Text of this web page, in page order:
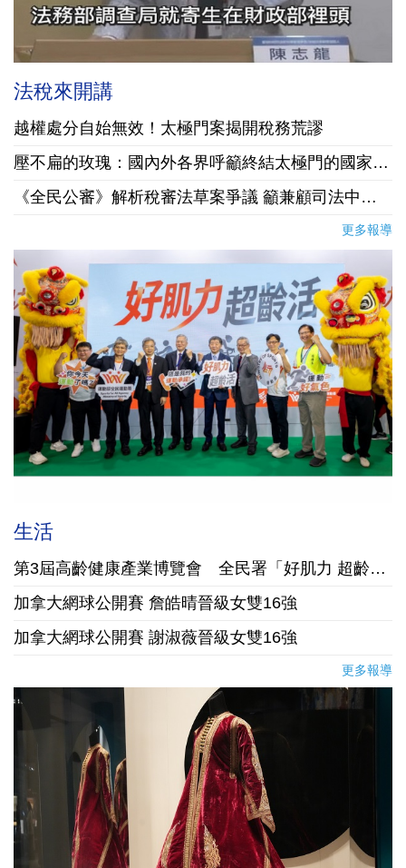
法稅來開講
越權處分自始無效！太極門案揭開稅務荒謬
壓不扁的玫瑰：國內外各界呼籲終結太極門的國家霸凌
《全民公審》解析稅審法草案爭議 籲兼顧司法中立與納稅人權益
更多報導
生活
第3屆高齡健康產業博覽會 全民署「好肌力 超齡活」主題館登場
加拿大網球公開賽 詹皓晴晉級女雙16強
加拿大網球公開賽 謝淑薇晉級女雙16強
更多報導